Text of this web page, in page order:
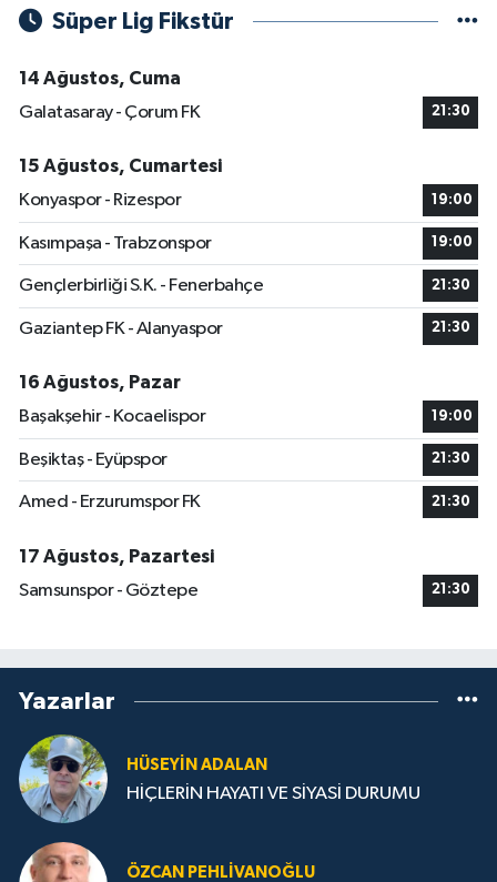
Süper Lig Fikstür
14 Ağustos, Cuma
Galatasaray - Çorum FK
21:30
15 Ağustos, Cumartesi
Konyaspor - Rizespor
19:00
Kasımpaşa - Trabzonspor 19:00
Gençlerbirliği S.K. - Fenerbahçe 21:30
Gaziantep FK - Alanyaspor 21:30
16 Ağustos, Pazar
Başakşehir - Kocaelispor
19:00
Beşiktaş - Eyüpspor 21:30
Amed - Erzurumspor FK 21:30
17 Ağustos, Pazartesi
Samsunspor - Göztepe
21:30
Yazarlar
HÜSEYIN ADALAN
HİÇLERİN HAYATI VE SİYASİ DURUMU
ÖZCAN PEHLIVANOĞLU